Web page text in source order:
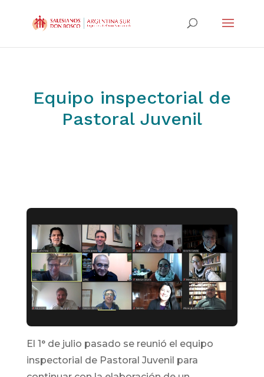
Equipo inspectorial de
Pastoral Juvenil
El 1° de julio pasado se reunió el equipo
inspectorial de Pastoral Juvenil para